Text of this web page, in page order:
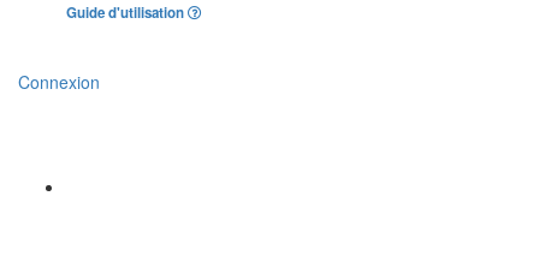
Guide d'utilisation
Connexion